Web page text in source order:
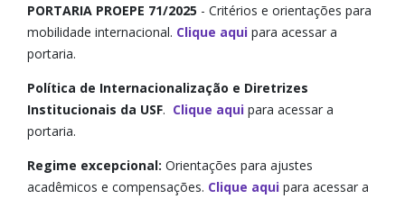
Convênios de idiomas
International Students
Medical Board da Califórnia
PORTARIA PROEPE 71/2025 - Critérios e orientações para
mobilidade internacional. Clique aqui para acessar a
portaria.
Política de Internacionalização e Diretrizes
Institucionais da USF. Clique aqui para acessar a
portaria.
Regime excepcional: Orientações para ajustes
acadêmicos e compensações. Clique aqui para acessar a